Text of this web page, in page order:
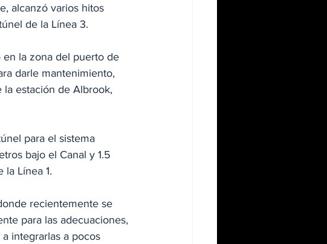
alcanzó varios hitos
de la Línea 3.
la zona del puerto de
darle mantenimiento,
la estación de Albrook,
para el sistema
bajo el Canal y 1.5
la Línea 1.
recientemente se
para las adecuaciones,
integrarlas a pocos